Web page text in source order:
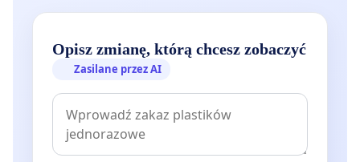
Opisz zmianę, którą chcesz zobaczyć
Zasilane przez AI